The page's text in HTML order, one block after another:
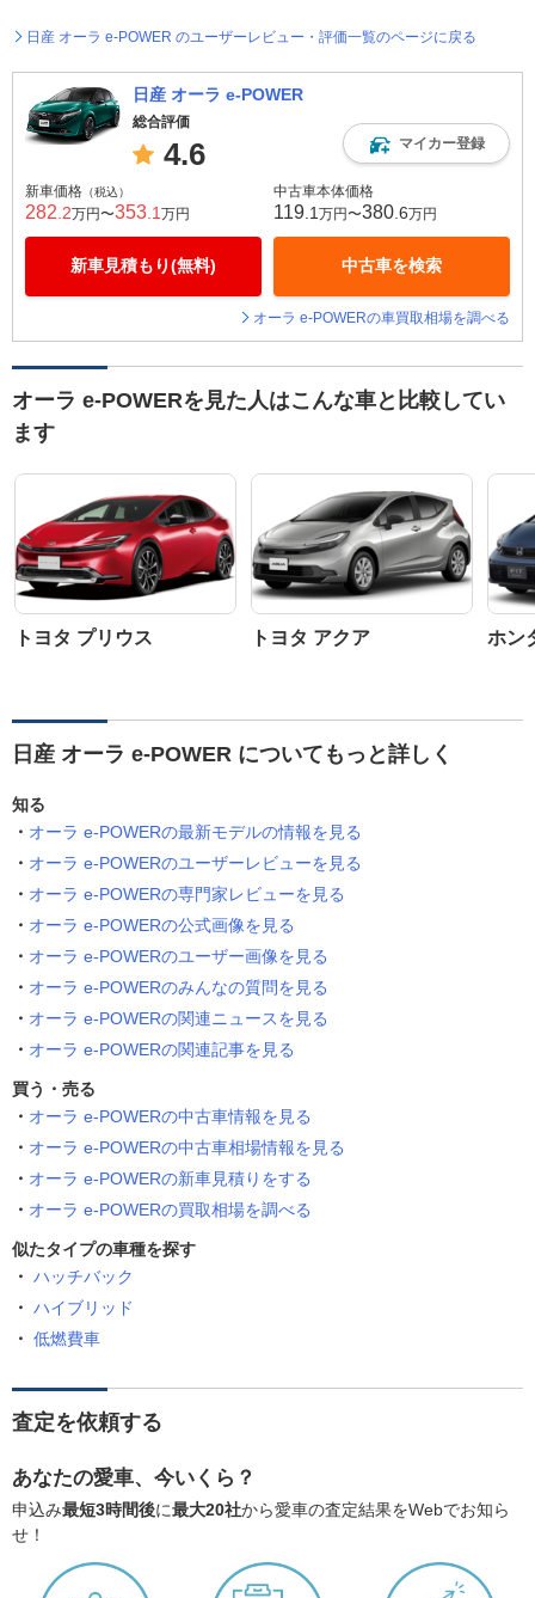
日産 オーラ e-POWER のユーザーレビュー・評価一覧のページに戻る
日産 オーラ e-POWER
総合評価
4.6 マイカー登録
新車価格 （税込）
282 .2万円〜353 .1 万円
新車見積もり(無料)
中古車本体価格
119 .1 万円〜380 .6万円
中古車を検索
オーラ e-POWERの車買取相場を調べる
オーラ e-POWERを見た人はこんな車と比較してい
ます
トヨタ プリウス トヨタ アクア ホン
日産 オーラ e-POWER についてもっと詳しく
知る
オーラ e-POWERの最新モデルの情報を見る
オーラ e-POWERのユーザーレビューを見る
オーラ e-POWERの専門家レビューを見る
オーラ e-POWERの公式画像を見る
オーラ e-POWERのユーザー画像を見る
オーラ e-POWERのみんなの質問を見る
オーラ e-POWERの関連ニュースを見る
オーラ e-POWERの関連記事を見る
買う・売る
オーラ e-POWERの中古車情報を見る
オーラ e-POWERの中古車相場情報を見る
オーラ e-POWERの新車見積りをする
オーラ e-POWERの買取相場を調べる
似たタイプの車種を探す
ハッチバック
ハイブリッド
低燃費車
査定を依頼する
あなたの愛車、今いくら？
申込み最短3時間後に最大20社から愛車の査定結果をWebでお知ら
せ！